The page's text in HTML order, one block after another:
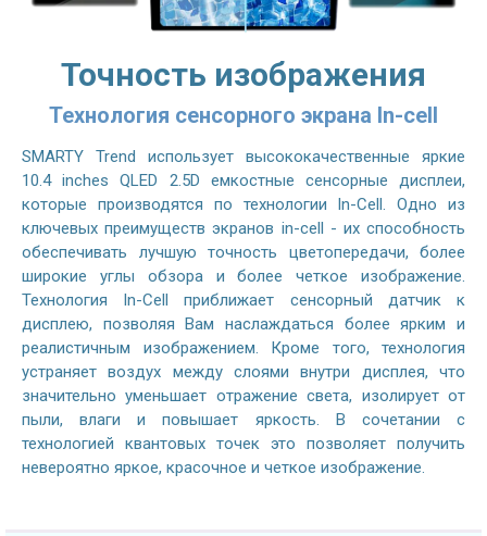
Точность изображения
Технология сенсорного экрана In-cell
SMARTY Trend использует высококачественные яркие
10.4 inches QLED 2.5D емкостные сенсорные дисплеи,
которые производятся по технологии In-Cell. Одно из
ключевых преимуществ экранов in-cell - их способность
обеспечивать лучшую точность цветопередачи, более
широкие углы обзора и более четкое изображение.
Технология In-Cell приближает сенсорный датчик к
дисплею, позволяя Вам наслаждаться более ярким и
реалистичным изображением. Кроме того, технология
устраняет воздух между слоями внутри дисплея, что
значительно уменьшает отражение света, изолирует от
пыли, влаги и повышает яркость. В сочетании с
технологией квантовых точек это позволяет получить
невероятно яркое, красочное и четкое изображение.